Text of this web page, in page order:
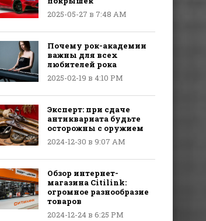
2025-05-27 в 7:48 AM
Почему рок-академии
важны для всех
любителей рока
2025-02-19 в 4:10 PM
Эксперт: при сдаче
антиквариата будьте
осторожны с оружием
2024-12-30 в 9:07 AM
Обзор интернет-
магазина Citilink:
огромное разнообразие
товаров
2024-12-24 в 6:25 PM